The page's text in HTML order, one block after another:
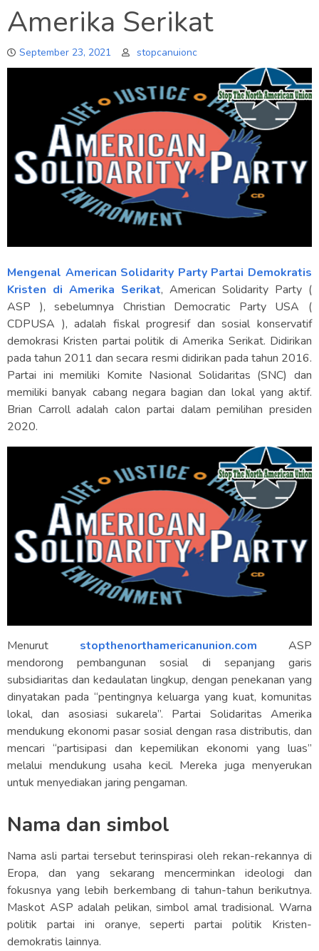
Amerika Serikat
September 23, 2021 stopcanuionc
Mengenal American Solidarity Party Partai Demokratis
Kristen di Amerika Serikat, American Solidarity Party (
ASP ), sebelumnya Christian Democratic Party USA (
CDPUSA ), adalah fiskal progresif dan sosial konservatif
demokrasi Kristen partai politik di Amerika Serikat. Didirikan
pada tahun 2011 dan secara resmi didirikan pada tahun 2016.
Partai ini memiliki Komite Nasional Solidaritas (SNC) dan
memiliki banyak cabang negara bagian dan lokal yang aktif.
Brian Carroll adalah calon partai dalam pemilihan presiden
2020.
Menurut stopthenorthamericanunion.com ASP
mendorong pembangunan sosial di sepanjang garis
subsidiaritas dan kedaulatan lingkup, dengan penekanan yang
dinyatakan pada “pentingnya keluarga yang kuat, komunitas
lokal, dan asosiasi sukarela”. Partai Solidaritas Amerika
mendukung ekonomi pasar sosial dengan rasa distributis, dan
mencari “partisipasi dan kepemilikan ekonomi yang luas”
melalui mendukung usaha kecil. Mereka juga menyerukan
untuk menyediakan jaring pengaman.
Nama dan simbol
Nama asli partai tersebut terinspirasi oleh rekan-rekannya di
Eropa, dan yang sekarang mencerminkan ideologi dan
fokusnya yang lebih berkembang di tahun-tahun berikutnya.
Maskot ASP adalah pelikan, simbol amal tradisional. Warna
politik partai ini oranye, seperti partai politik Kristen-
demokratis lainnya.